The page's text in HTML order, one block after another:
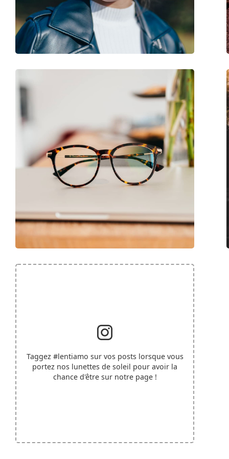
Marque:
Michael Kors
Code:
0MK4035 3689 53
Taggez #lentiamo sur vos posts lorsque vous
portez nos lunettes de soleil pour avoir la
chance d'être sur notre page !